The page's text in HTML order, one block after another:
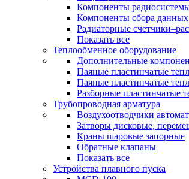
Компоненты
Компоненты сбора данных
Радиаторные
Показать все
Теплообменное оборудование
Дополнительные
Паяные пластинчатые
Паяные пластинчатые
Разборные пластинчатые
Трубопроводная арматура
Воздухоотводчики
Затворы дисковые,
Краны шаровые запорные
Обратные клапаны
Показать все
Устройства плавного пуска